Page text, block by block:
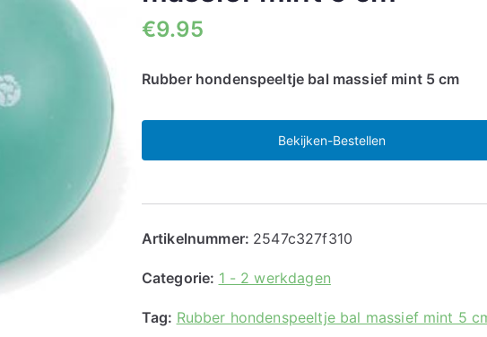
€9.95
Rubber hondenspeeltje bal massief mint 5 cm
Bekijken-Bestellen
Artikelnummer: 2547c327f310
Categorie: 1 - 2 werkdagen
Tag: Rubber hondenspeeltje bal massief mint 5